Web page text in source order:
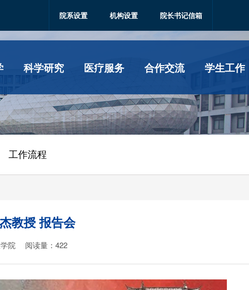
科学研究 医疗服务 合作交流 学生工作
院系设置 机构设置 院长书记信箱
工作流程
教授 报告会
院 阅读量： 422